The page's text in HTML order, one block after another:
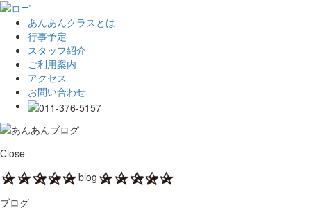
あんあんクラスとは
行事予定
スタッフ紹介
ご利用案内
アクセス
お問い合わせ
Close
blog
ブログ